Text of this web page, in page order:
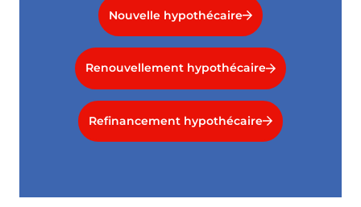
Nouvelle hypothécaire
Renouvellement hypothécaire
Refinancement hypothécaire